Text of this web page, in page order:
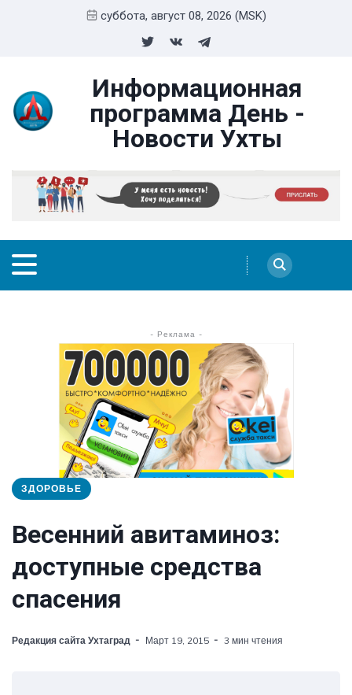
суббота, август 08, 2026 (MSK)
Информационная
программа День -
Новости Ухты
- Реклама -
ЗДОРОВЬЕ
Весенний авитаминоз:
доступные средства
спасения
Редакция сайта Ухтаград Март 19, 2015 3 мин чтения